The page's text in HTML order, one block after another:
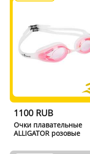
1100 RUB
Очки плавательные
ALLIGATOR розовые